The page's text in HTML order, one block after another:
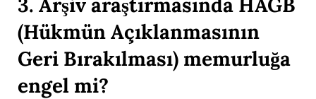
(Hükmün Açıklanmasının
Geri Bırakılması) memurluğa
engel mi?